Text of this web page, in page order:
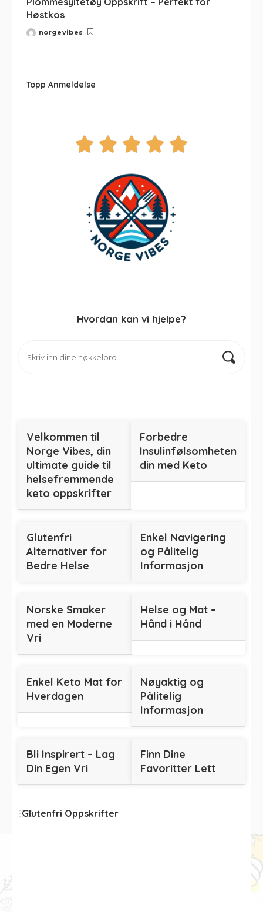
Høstkos
norgevibes
Topp Anmeldelse
Hvordan kan vi hjelpe?
Velkommen til
Norge Vibes, din
ultimate guide til
helsefremmende
keto oppskrifter
Forbedre
Insulinfølsomheten
din med Keto
Glutenfri
Alternativer for
Bedre Helse
Enkel Navigering
og Pålitelig
Informasjon
Norske Smaker
med en Moderne
Vri
Helse og Mat –
Hånd i Hånd
Enkel Keto Mat for
Hverdagen
Nøyaktig og
Pålitelig
Informasjon
Bli Inspirert – Lag
Din Egen Vri
Finn Dine
Favoritter Lett
Glutenfri Oppskrifter